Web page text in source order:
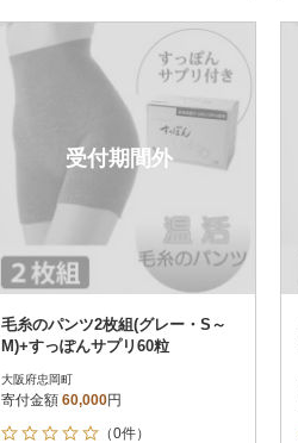
受付期間外
毛糸のパンツ2枚組(グレー・S～
M)+すっぽんサプリ60粒
大阪府忠岡町
寄付金額 60,000円
（0件）